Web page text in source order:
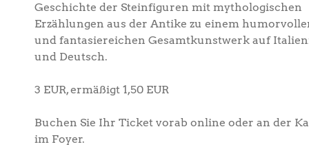
Geschichte der Steinfiguren mit mythologischen
Erzählungen aus der Antike zu einem
und fantasiereichen Gesamtkunstwerk auf
und Deutsch.
3 EUR, ermäßigt 1,50 EUR
Buchen Sie Ihr Ticket vorab online oder an der
im Foyer.